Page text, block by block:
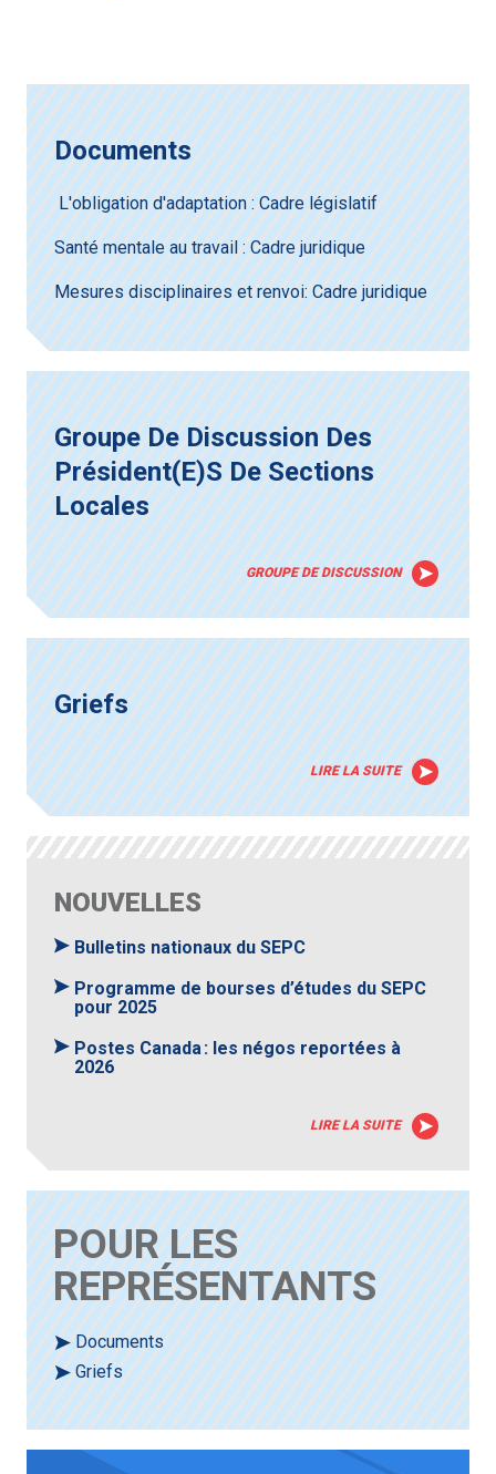
Documents
L'obligation d'adaptation : Cadre législatif
Santé mentale au travail : Cadre juridique
Mesures disciplinaires et renvoi: Cadre juridique
Groupe De Discussion Des
Président(e)s De Sections
Locales
GROUPE DE DISCUSSION
Griefs
LIRE LA SUITE
NOUVELLES
Bulletins nationaux du SEPC
Programme de bourses d’études du SEPC
pour 2025
Postes Canada : les négos reportées à
2026
LIRE LA SUITE
POUR LES
REPRÉSENTANTS
Documents
Griefs